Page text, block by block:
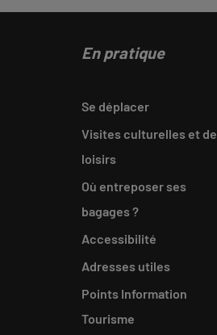
En pratique
Se déplacer
Visites culturelles et de
loisirs
Où entreposer ses
bagages ?
Accessibilité
Adresses utiles
Points Information
Tourisme